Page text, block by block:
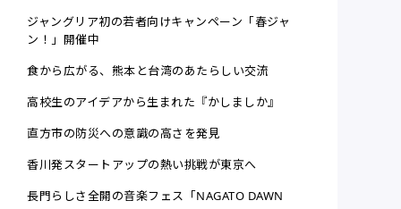
ジャングリア初の若者向けキャンペーン「春ジャ
ン！」開催中
食から広がる、熊本と台湾のあたらしい交流
高校生のアイデアから生まれた『かしましか』
直方市の防災への意識の高さを発見
香川発スタートアップの熱い挑戦が東京へ
長門らしさ全開の音楽フェス「NAGATO DAWN